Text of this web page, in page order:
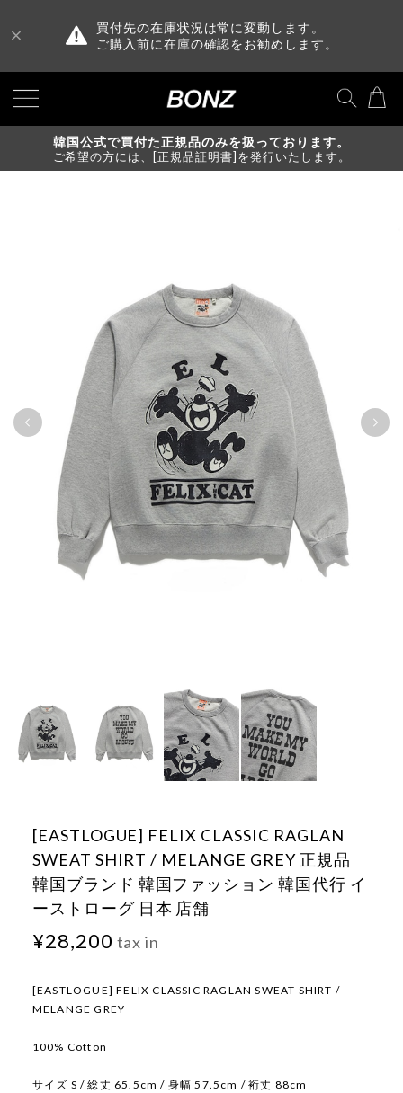
買付先の在庫状況は常に変動します。
ご購入前に在庫の確認をお勧めします。
韓国公式で買付た正規品のみを扱っております。
ご希望の方には、[正規品証明書]を発行いたします。
[EASTLOGUE] FELIX CLASSIC RAGLAN
SWEAT SHIRT / MELANGE GREY 正規品
韓国ブランド 韓国ファッション 韓国代行 イ
ーストローグ 日本 店舗
¥28,200 tax in
[EASTLOGUE] FELIX CLASSIC RAGLAN SWEAT SHIRT /
MELANGE GREY
100% Cotton
サイズ S / 総丈 65.5cm / 身幅 57.5cm / 裄丈 88cm